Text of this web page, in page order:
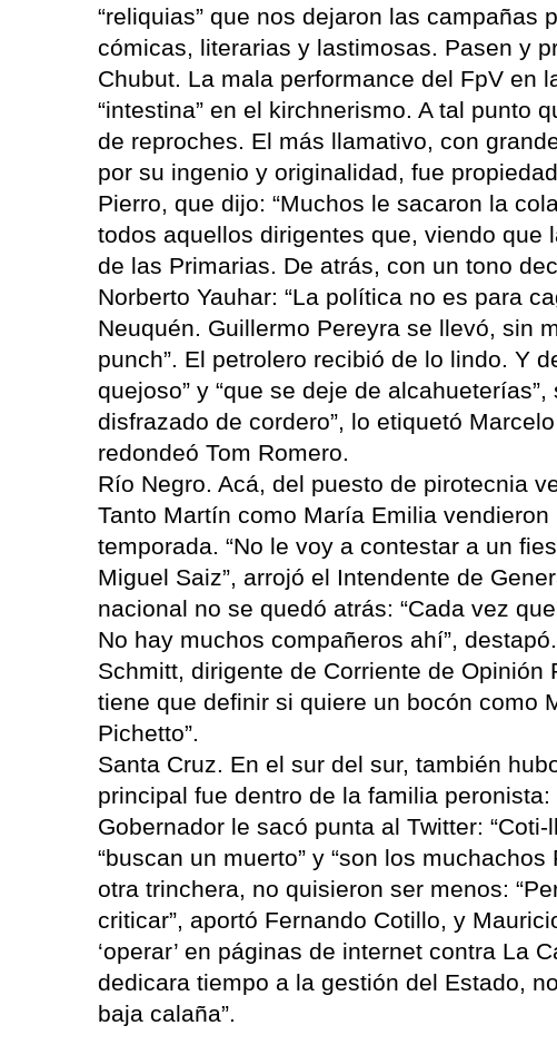
“reliquias” que nos dejaron las campañas
cómicas, literarias y lastimosas. Pasen y
Chubut. La mala performance del FpV en
“intestina” en el kirchnerismo. A tal punto
de reproches. El más llamativo, con
por su ingenio y originalidad, fue
Pierro, que dijo: “Muchos le sacaron la
todos aquellos dirigentes que, viendo que
de las Primarias. De atrás, con un tono
Norberto Yauhar: “La política no es para
Neuquén. Guillermo Pereyra se llevó, sin
punch”. El petrolero recibió de lo lindo. Y
quejoso” y “que se deje de
disfrazado de cordero”, lo etiquetó
redondeó Tom Romero.
Río Negro. Acá, del puesto de pirotecnia
Tanto Martín como María Emilia
temporada. “No le voy a contestar a un
Miguel Saiz”, arrojó el Intendente de
nacional no se quedó atrás: “Cada vez
No hay muchos compañeros ahí”,
Schmitt, dirigente de Corriente de Opinión
tiene que definir si quiere un bocón como
Pichetto”.
Santa Cruz. En el sur del sur, también
principal fue dentro de la familia
Gobernador le sacó punta al Twitter:
“buscan un muerto” y “son los
otra trinchera, no quisieron ser menos:
criticar”, aportó Fernando Cotillo, y
‘operar’ en páginas de internet contra La
dedicara tiempo a la gestión del Estado,
baja calaña”.